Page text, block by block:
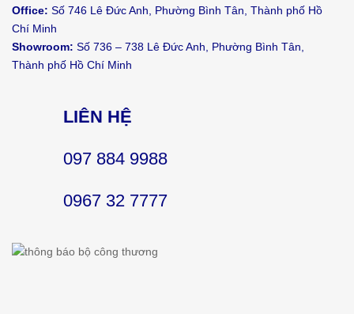
Office: Số 746 Lê Đức Anh, Phường Bình Tân, Thành phố Hồ
Chí Minh
Showroom: Số 736 – 738 Lê Đức Anh, Phường Bình Tân,
Thành phố Hồ Chí Minh
LIÊN HỆ
097 884 9988
0967 32 7777